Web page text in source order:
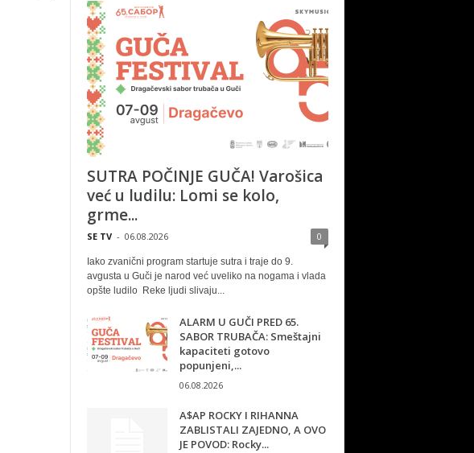
SUTRA POČINJE GUČA! Varošica
već u ludilu: Lomi se kolo,
grme...
SE TV - 06.08.2026 0
Iako zvanični program startuje sutra i traje do 9.
avgusta u Guči je narod već uveliko na nogama i vlada
opšte ludilo Reke ljudi slivaju...
ALARM U GUČI PRED 65.
SABOR TRUBAČA: Smeštajni
kapaciteti gotovo
popunjeni,...
06.08.2026
A$AP ROCKY I RIHANNA
ZABLISTALI ZAJEDNO, A OVO
JE POVOD: Rocky...